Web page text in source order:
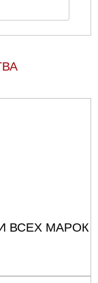
ВСЕХ МАРОК